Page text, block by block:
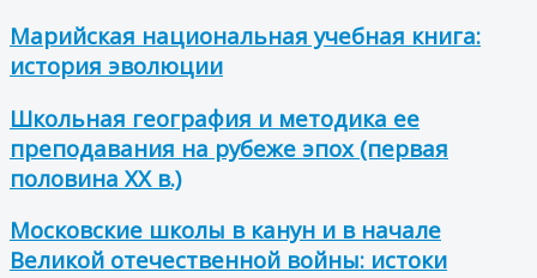
Марийская национальная учебная книга:
история эволюции
Школьная география и методика ее
преподавания на рубеже эпох (первая
половина XX в.)
Московские школы в канун и в начале
Великой отечественной войны: истоки